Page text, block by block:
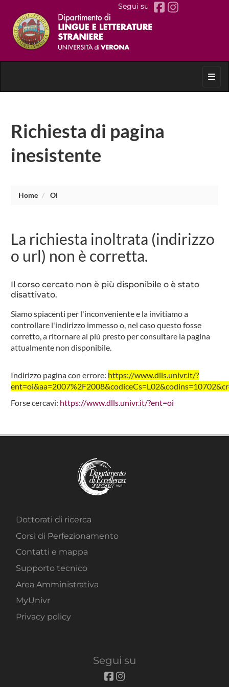
Segui su
Richiesta di pagina
inesistente
Home Oi
La richiesta inoltrata (indirizzo
o url) non è corretta.
Il corso cercato non è più disponibile o è stato
disattivato.
Siamo spiacenti per l'inconveniente e la invitiamo a
controllare l'indirizzo immesso o, nel caso questo fosse
corretto, a ritornare al più presto per consultare la pagina
attualmente non disponibile.
Indirizzo pagina con errore: https://www.dlls.univr.it/?
Forse cercavi: https://www.dlls.univr.it/?ent=oi
Dottorati di ricerca
Corsi di Perfezionamento
Contatti e mappa
Supporto tecnico
Area Amministrativa
MyUnivr
Privacy policy
Segui su